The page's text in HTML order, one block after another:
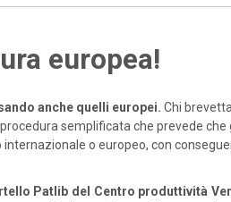
europea!
anche quelli europei. Chi
semplificata che prevede che
o europeo, con
Patlib del Centro produttività